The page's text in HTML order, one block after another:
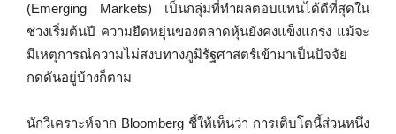
(Emerging Markets) เป็นกลุ่มที่ทำผลตอบแทนได้ดีที่สุดใน
ช่วงเริ่มต้นปี ความยืดหยุ่นของตลาดหุ้นยังคงแข็งแกร่ง แม้จะ
มีเหตุการณ์ความไม่สงบทางภูมิรัฐศาสตร์เข้ามาเป็นปัจจัย
กดดันอยู่บ้างก็ตาม
นักวิเคราะห์จาก Bloomberg ชี้ให้เห็นว่า การเติบโตนี้ส่วนหนึ่ง